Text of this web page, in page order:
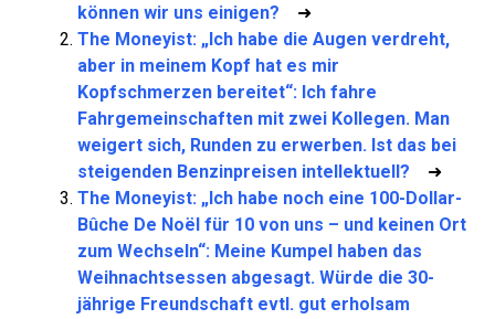
können wir uns einigen? ➜
The Moneyist: „Ich habe die Augen verdreht,
aber in meinem Kopf hat es mir
Kopfschmerzen bereitet“: Ich fahre
Fahrgemeinschaften mit zwei Kollegen. Man
weigert sich, Runden zu erwerben. Ist das bei
steigenden Benzinpreisen intellektuell? ➜
The Moneyist: „Ich habe noch eine 100-Dollar-
Bûche De Noël für 10 von uns – und keinen Ort
zum Wechseln“: Meine Kumpel haben das
Weihnachtsessen abgesagt. Würde die 30-
jährige Freundschaft evtl. gut erholsam